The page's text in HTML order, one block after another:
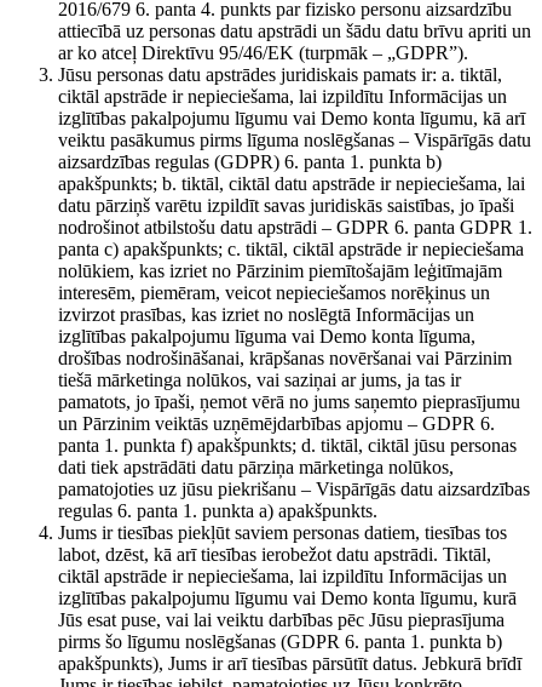
2016/679 6. panta 4. punkts par fizisko personu aizsardzību
attiecībā uz personas datu apstrādi un šādu datu brīvu apriti un
ar ko atceļ Direktīvu 95/46/EK (turpmāk – „GDPR”).
Jūsu personas datu apstrādes juridiskais pamats ir: a. tiktāl,
ciktāl apstrāde ir nepieciešama, lai izpildītu Informācijas un
izglītības pakalpojumu līgumu vai Demo konta līgumu, kā arī
veiktu pasākumus pirms līguma noslēgšanas – Vispārīgās datu
aizsardzības regulas (GDPR) 6. panta 1. punkta b)
apakšpunkts; b. tiktāl, ciktāl datu apstrāde ir nepieciešama, lai
datu pārziņš varētu izpildīt savas juridiskās saistības, jo īpaši
nodrošinot atbilstošu datu apstrādi – GDPR 6. panta GDPR 1.
panta c) apakšpunkts; c. tiktāl, ciktāl apstrāde ir nepieciešama
nolūkiem, kas izriet no Pārzinim piemītošajām leģitīmajām
interesēm, piemēram, veicot nepieciešamos norēķinus un
izvirzot prasības, kas izriet no noslēgtā Informācijas un
izglītības pakalpojumu līguma vai Demo konta līguma,
drošības nodrošināšanai, krāpšanas novēršanai vai Pārzinim
tiešā mārketinga nolūkos, vai saziņai ar jums, ja tas ir
pamatots, jo īpaši, ņemot vērā no jums saņemto pieprasījumu
un Pārzinim veiktās uzņēmējdarbības apjomu – GDPR 6.
panta 1. punkta f) apakšpunkts; d. tiktāl, ciktāl jūsu personas
dati tiek apstrādāti datu pārziņa mārketinga nolūkos,
pamatojoties uz jūsu piekrišanu – Vispārīgās datu aizsardzības
regulas 6. panta 1. punkta a) apakšpunkts.
Jums ir tiesības piekļūt saviem personas datiem, tiesības tos
labot, dzēst, kā arī tiesības ierobežot datu apstrādi. Tiktāl,
ciktāl apstrāde ir nepieciešama, lai izpildītu Informācijas un
izglītības pakalpojumu līgumu vai Demo konta līgumu, kurā
Jūs esat puse, vai lai veiktu darbības pēc Jūsu pieprasījuma
pirms šo līgumu noslēgšanas (GDPR 6. panta 1. punkta b)
apakšpunkts), Jums ir arī tiesības pārsūtīt datus. Jebkurā brīdī